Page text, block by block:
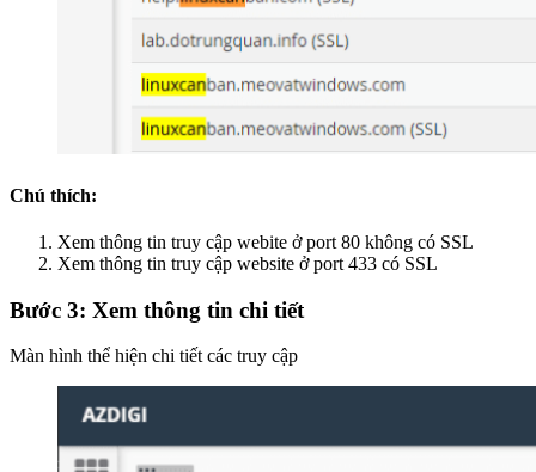
Chú thích:
Xem thông tin truy cập webite ở port 80 không có SSL
Xem thông tin truy cập website ở port 433 có SSL
Bước 3: Xem thông tin chi tiết
Màn hình thể hiện chi tiết các truy cập